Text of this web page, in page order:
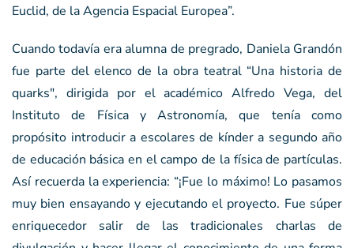
Euclid, de la Agencia Espacial Europea”.
Cuando todavía era alumna de pregrado, Daniela Grandón
fue parte del elenco de la obra teatral “Una historia de
quarks", dirigida por el académico Alfredo Vega, del
Instituto de Física y Astronomía, que tenía como
propósito introducir a escolares de kínder a segundo año
de educación básica en el campo de la física de partículas.
Así recuerda la experiencia: “¡Fue lo máximo! Lo pasamos
muy bien ensayando y ejecutando el proyecto. Fue súper
enriquecedor salir de las tradicionales charlas de